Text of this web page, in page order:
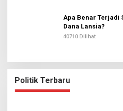
Apa Benar Terjadi
Dana Lansia?
40710 Dilihat
Politik Terbaru